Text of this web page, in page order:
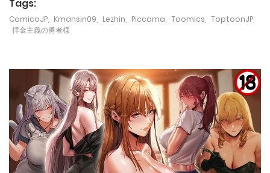
July 31, 2023
July 27, 2023
第95話
July 17, 2023
第94話
July 12, 2023
Tags:
ComicoJP Kmansin09 Lezhin Piccoma Toomics ToptoonJP
拝金主義の勇者様